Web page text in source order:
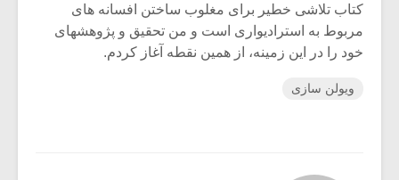
کتاب تلاشی خطیر برای مغلوب ساختن افسانه های
مربوط به استرادیواری است و من تحقیق و پژوهشهای
خود را در این زمینه، از همین نقطه آغاز کردم.
ویولن سازی